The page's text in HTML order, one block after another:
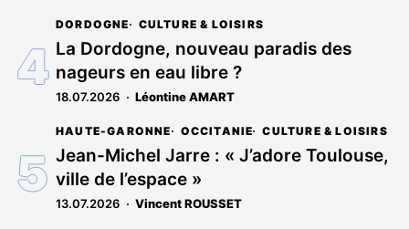
est
réservé
aux
abonnés
DORDOGNE CULTURE & LOISIRS
La Dordogne, nouveau paradis des
nageurs en eau libre ?
18.07.2026 Léontine AMART
HAUTE-GARONNE OCCITANIE CULTURE & LOISIRS
Jean-Michel Jarre : « J’adore Toulouse,
ville de l’espace »
13.07.2026 Vincent ROUSSET